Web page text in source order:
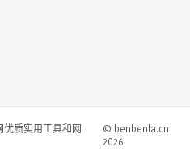
优质实用工具和网
© benbenla.cn
2026